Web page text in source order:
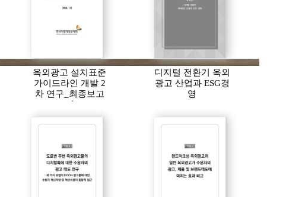
옥외광고 설치표준
가이드라인 개발 2
차 연구_최종보고
서
디지털 전환기 옥외
광고 산업과 ESG경
영